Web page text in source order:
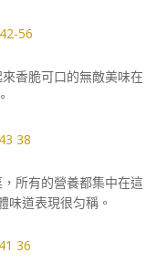
香脆可口的無敵美味在
所有的營養都集中在這
味道表現很匀稱。